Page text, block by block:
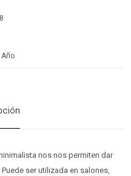
Año
nos nos permiten dar
ser utilizada en salones,